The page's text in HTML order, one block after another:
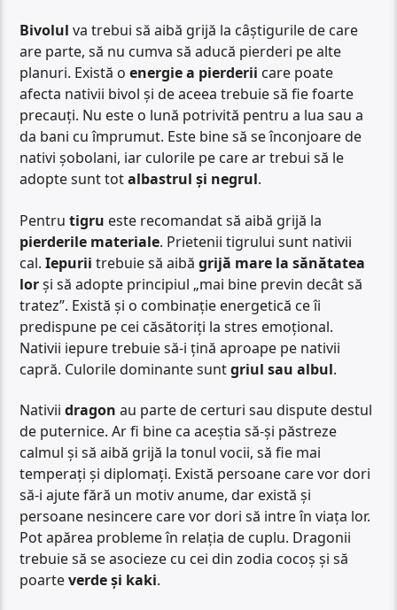
Bivolul va trebui să aibă grijă la câștigurile de care
are parte, să nu cumva să aducă pierderi pe alte
planuri. Există oenergie a pierderii care poate
afecta nativii bivol și de aceea trebuie să fie foarte
precauți. Nu este o lună potrivită pentru a lua sau a
da bani cu împrumut. Este bine să se înconjoare de
nativi șobolani, iar culorile pe care ar trebui să le
adopte sunt totalbastrul și negrul.
Pentrutigru este recomandat să aibă grijă la
pierderile materiale. Prietenii tigrului sunt nativii
cal.Iepurii trebuie să aibăgrijă mare la sănătatea
lorși să adopte principiul „mai bine previn decât să
tratez”. Există și o combinație energetică ce îi
predispune pe cei căsătoriți la stres emoțional.
Nativii iepure trebuie să-i țină aproape pe nativii
capră. Culorile dominante suntgriul sau albul.
Nativiidragon au parte de certuri sau dispute destul
de puternice. Ar fi bine ca aceștia să-și păstreze
calmul și să aibă grijă la tonul vocii, să fie mai
temperați și diplomați. Există persoane care vor dori
să-i ajute fără un motiv anume, dar există și
persoane nesincere care vor dori să intre în viața lor.
Pot apărea probleme în relația de cuplu. Dragonii
trebuie să se asocieze cu cei din zodia cocoș și să
poarteverde și kaki.